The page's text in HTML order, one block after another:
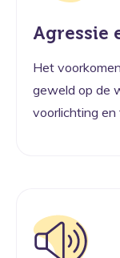
Agressie
Het
geweld op de
voorlichting en